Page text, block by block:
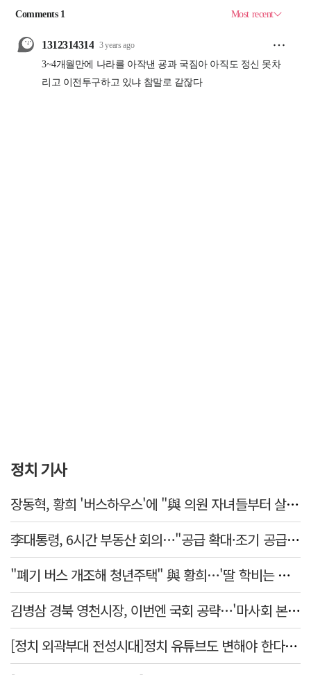
정치 기사
장동혁, 황희 '버스하우스'에 "與 의원 자녀들부터 살아보면 어떨까?"
李대통령, 6시간 부동산 회의…"공급 확대·조기 공급 과감히 실천"
"폐기 버스 개조해 청년주택" 與 황희…'딸 학비는 年 4200만원'
김병삼 경북 영천시장, 이번엔 국회 공략…'마사회 본사 이전·광역교통망 확충' 요청
[정치 외곽부대 전성시대]정치 유튜브도 변해야 한다 "화합과 존중"